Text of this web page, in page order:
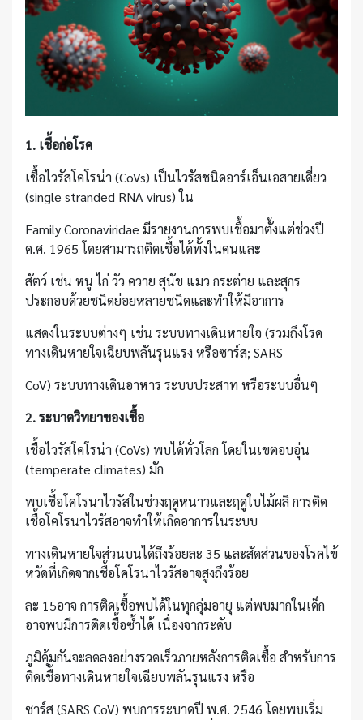
1. เชื้อก่อโรค
เชื้อไวรัสโคโรน่า (CoVs) เป็นไวรัสชนิดอาร์เอ็นเอสายเดี่ยว
(single stranded RNA virus) ใน
Family Coronaviridae มีรายงานการพบเชื้อมาตั้งแต่ช่วงปี
ค.ศ. 1965 โดยสามารถติดเชื้อได้ทั้งในคนและ
สัตว์ เช่น หนู ไก่ วัว ควาย สุนัข แมว กระต่าย และสุกร
ประกอบด้วยชนิดย่อยหลายชนิดและทำให้มีอาการ
แสดงในระบบต่างๆ เช่น ระบบทางเดินหายใจ (รวมถึงโรค
ทางเดินหายใจเฉียบพลันรุนแรง หรือซาร์ส; SARS
CoV) ระบบทางเดินอาหาร ระบบประสาท หรือระบบอื่นๆ
2. ระบาดวิทยาของเชื้อ
เชื้อไวรัสโคโรน่า (CoVs) พบได้ทั่วโลก โดยในเขตอบอุ่น
(temperate climates) มัก
พบเชื้อโคโรนาไวรัสในช่วงฤดูหนาวและฤดูใบไม้ผลิ การติด
เชื้อโคโรนาไวรัสอาจทำให้เกิดอาการในระบบ
ทางเดินหายใจส่วนบนได้ถึงร้อยละ 35 และสัดส่วนของโรคไข้
หวัดที่เกิดจากเชื้อโคโรนาไวรัสอาจสูงถึงร้อย
ละ 15อาจ การติดเชื้อพบได้ในทุกลุ่มอายุ แต่พบมากในเด็ก
อาจพบมีการติดเชื้อซ้ำได้ เนื่องจากระดับ
ภูมิคุ้มกันจะลดลงอย่างรวดเร็วภายหลังการติดเชื้อ สำหรับการ
ติดเชื้อทางเดินหายใจเฉียบพลันรุนแรง หรือ
ซาร์ส (SARS CoV) พบการระบาดปี พ.ศ. 2546 โดยพบเริ่ม